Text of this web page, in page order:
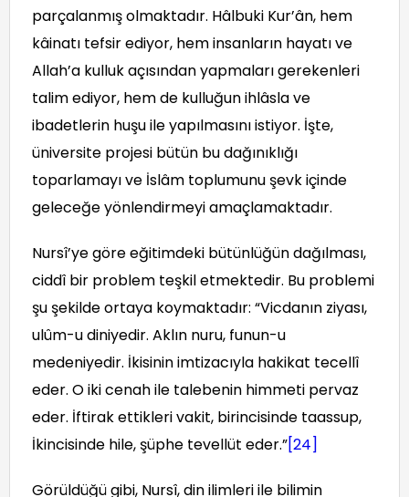
parçalanmış olmaktadır. Hâlbuki Kur’ân, hem
kâinatı tefsir ediyor, hem insanların hayatı ve
Allah’a kulluk açısından yapmaları gerekenleri
talim ediyor, hem de kulluğun ihlâsla ve
ibadetlerin huşu ile yapılmasını istiyor. İşte,
üniversite projesi bütün bu dağınıklığı
toparlamayı ve İslâm toplumunu şevk içinde
geleceğe yönlendirmeyi amaçlamaktadır.
Nursî’ye göre eğitimdeki bütünlüğün dağılması,
ciddî bir problem teşkil etmektedir. Bu problemi
şu şekilde ortaya koymaktadır: “Vicdanın ziyası,
ulûm-u diniyedir. Aklın nuru, funun-u
medeniyedir. İkisinin imtizacıyla hakikat tecellî
eder. O iki cenah ile talebenin himmeti pervaz
eder. İftirak ettikleri vakit, birincisinde taassup,
İkincisinde hile, şüphe tevellüt eder.”[24]
Görüldüğü gibi, Nursî, din ilimleri ile bilimin